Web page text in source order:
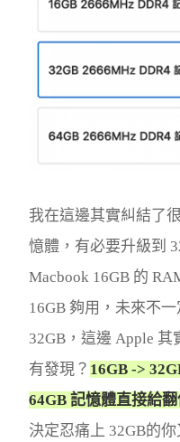
我在這邊其實糾結了
憶體，有必要升級到
Macbook 16GB 的
16GB 夠用，未來不
32GB，這邊 Apple
有發現？ 16GB ->
64GB 記憶體直接給
決定忍痛上 32GB的